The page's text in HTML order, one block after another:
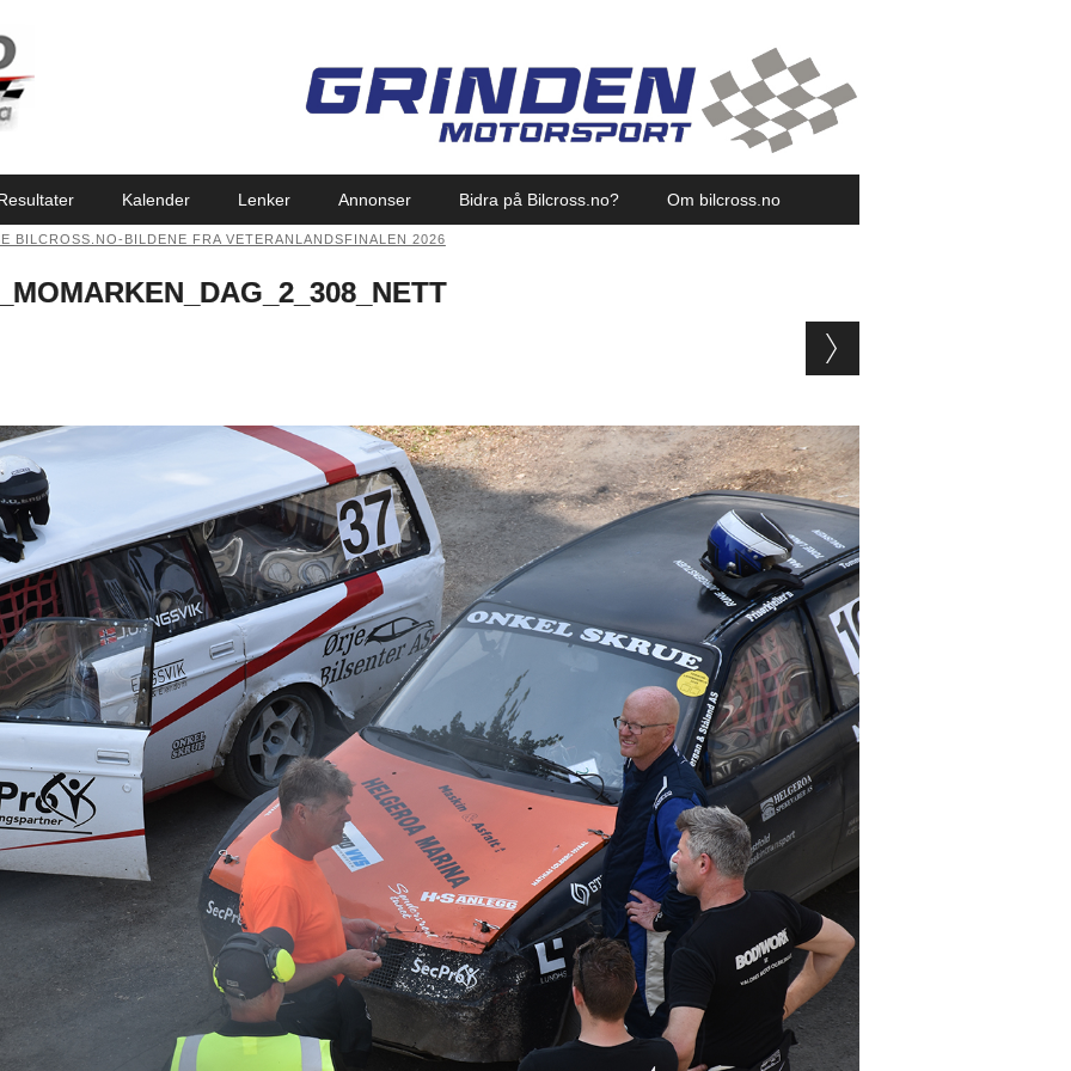
Kalender Lenker Annonser Bidra på Bilcross.no? Om bilcross.no
BILCROSS.NO-BILDENE FRA VETERANLANDSFINALEN 2026